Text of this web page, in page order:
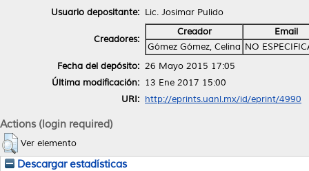
Usuario depositante: Lic. Josimar Pulido
Creadores:
Creador
Email
Gómez Gómez, Celina NO
Fecha del depósito: 26 Mayo 2015 17:05
Última modificación: 13 Ene 2017 15:00
URI: http://eprints.uanl.mx/id/eprint/4990
Actions (login required)
Ver elemento
Descargar estadísticas